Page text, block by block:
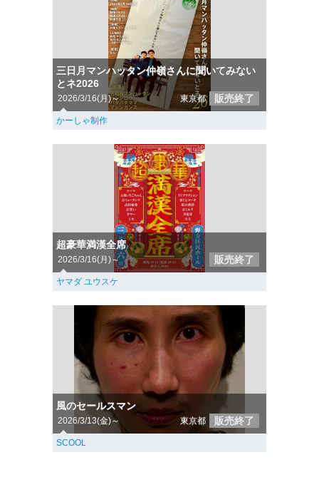
三日月マンハッタン仲嶺さんに聞いてみない
とネ2026
2026/3/16(月)～ 東京都 販売終了
かーしゃ制作
超豪華満漢全席
2026/3/16(月)～ 販売終了
ヤマダ ユウスケ
風のセールスマン
2026/3/13(金)～ 東京都 販売終了
SCOOL